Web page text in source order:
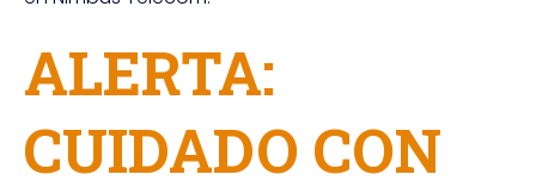
ALERTA:
CUIDADO CON